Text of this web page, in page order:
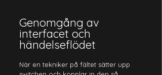
Genomgång av
interfacet och
händelseflödet
När en tekniker på fältet sätter upp